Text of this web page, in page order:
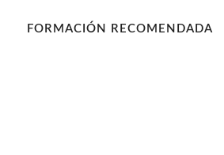
FORMACIÓN RECOMENDADA